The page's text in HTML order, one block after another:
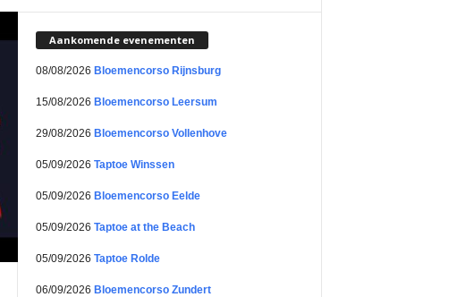
Aankomende evenementen
08/08/2026 Bloemencorso Rijnsburg
15/08/2026 Bloemencorso Leersum
29/08/2026 Bloemencorso Vollenhove
05/09/2026 Taptoe Winssen
05/09/2026 Bloemencorso Eelde
05/09/2026 Taptoe at the Beach
05/09/2026 Taptoe Rolde
06/09/2026 Bloemencorso Zundert